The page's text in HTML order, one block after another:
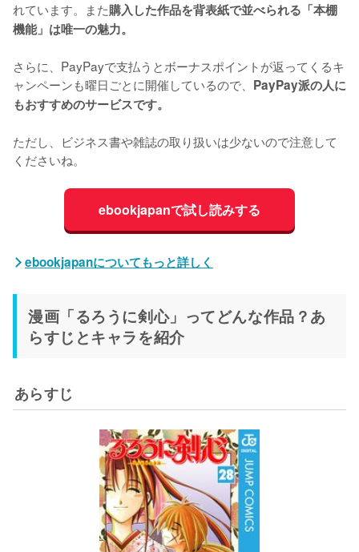
れています。また購入した作品を背表紙で並べられる「本棚
機能」は唯一の魅力。
さらに、PayPayで支払うとボーナスポイントが返ってくるキ
ャンペーンも曜日ごとに開催しているので、 PayPay派の人に
もおすすめのサービスです。
ただし、ビジネス書や雑誌の取り扱いは少ないので注意して
くださいね。
ebookjapanで試し読みする
ebookjapanについてもっと詳しく
漫画「るろうに剣心」ってどんな作品？あ
らすじとキャラを紹介
あらすじ